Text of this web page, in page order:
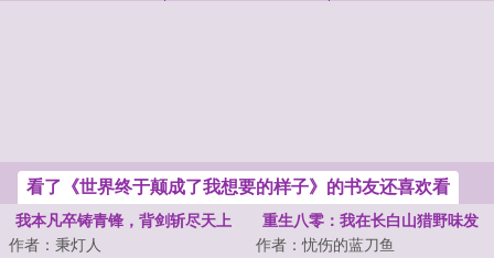
看了《世界终于颠成了我想要的样子》的书友还喜欢看
我本凡卒铸青锋，背剑斩尽天上
作者：秉灯人
重生八零：我在长白山猎野味发
家
作者：忧伤的蓝刀鱼